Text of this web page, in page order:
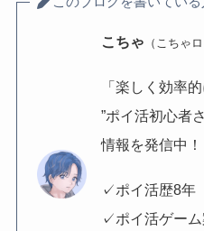
こちゃ （こちゃ
「楽しく効率
”ポイ活初心者
情報を発信中！
✓ポイ活歴8年
✓ポイ活ゲー